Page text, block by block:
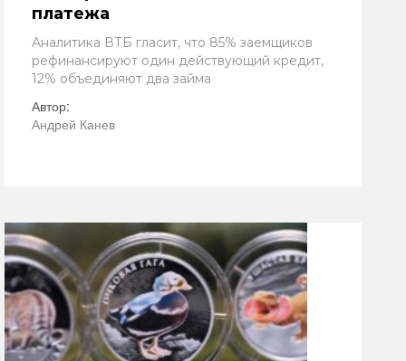
платежа
Аналитика ВТБ гласит, что 85% заемщиков
рефинансируют один действующий кредит,
12% объединяют два займа
Автор:
Андрей Канев